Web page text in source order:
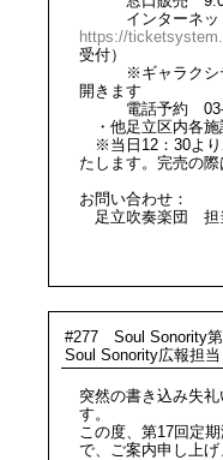
インターネッ
https://
受付）
※ギャラクシテ
開きます
電話予約 03-
・他足立区内各施
※当日12：30より
たします。完売の際
お問い合わせ：
足立吹奏楽団 担
#277 Soul Sonority
Soul Sonority広報担当
突然の書き込み失
す。
この度、第17回定
で、ご案内申し上げ